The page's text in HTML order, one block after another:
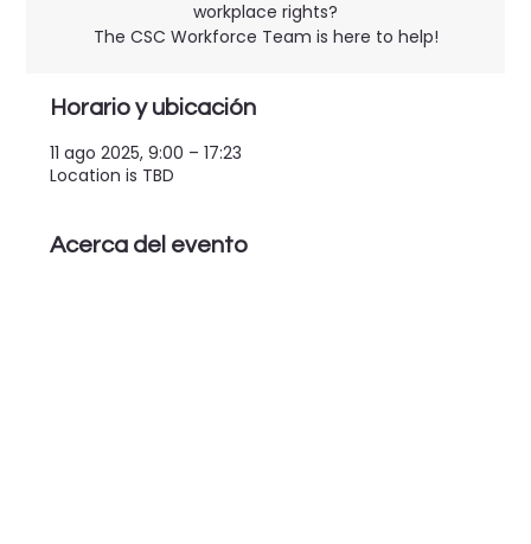
workplace rights?
The CSC Workforce Team is here to help!
Horario y ubicación
11 ago 2025, 9:00 – 17:23
Location is TBD
Acerca del evento